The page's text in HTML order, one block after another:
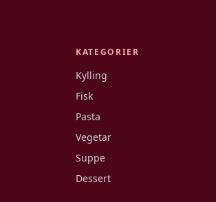
KATEGORIER
Kylling
Fisk
Pasta
Vegetar
Suppe
Dessert